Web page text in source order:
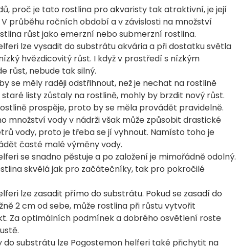
proč je tato rostlina pro akvaristy tak atraktivní, je její
průběhu ročních období a v závislosti na množství
růst jako emerzní nebo submerzní rostlina.
lze vysadit do substrátu akvária a při dostatku světla
hvězdicovitý růst. I když v prostředí s nízkým
růst, nebude tak silný.
se měly raději odstřihnout, než je nechat na rostlině
staré listy zůstaly na rostlině, mohly by brzdit nový růst.
prospěje, proto by se měla provádět pravidelně.
množství vody v nádrži však může způsobit drastické
vody, proto je třeba se jí vyhnout. Namísto toho je
časté malé výměny vody.
se snadno pěstuje a po založení je mimořádně odolný.
skvělá jak pro začátečníky, tak pro pokročilé
lze zasadit přímo do substrátu. Pokud se zasadí do
2 cm od sebe, může rostlina při růstu vytvořit
Za optimálních podmínek a dobrého osvětlení roste
do substrátu lze Pogostemon helferi také přichytit na